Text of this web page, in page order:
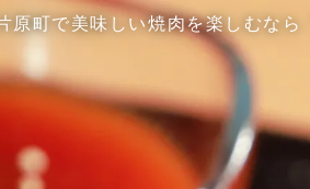
原町で美味しい焼肉を楽しむなら